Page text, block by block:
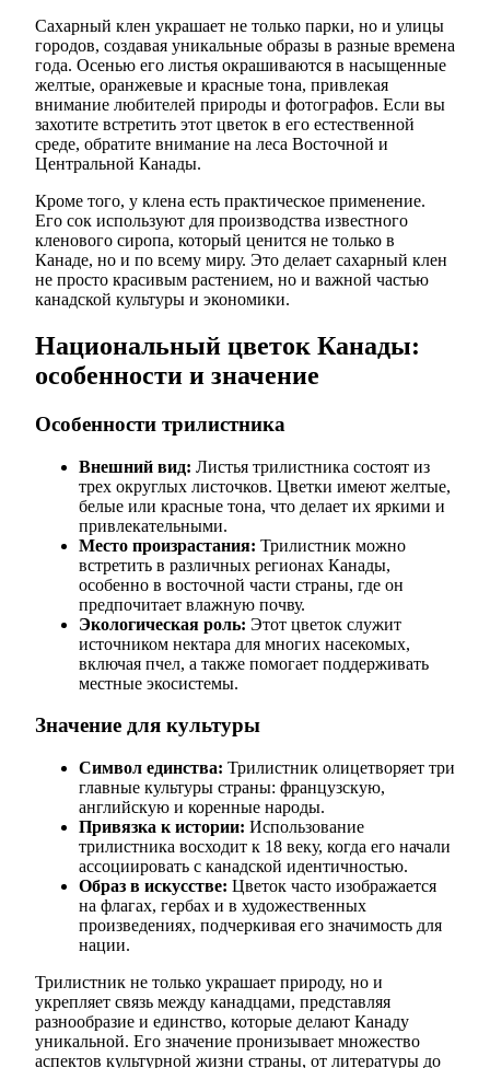
Сахарный клен украшает не только парки, но и улицы
городов, создавая уникальные образы в разные времена
года. Осенью его листья окрашиваются в насыщенные
желтые, оранжевые и красные тона, привлекая
внимание любителей природы и фотографов. Если вы
захотите встретить этот цветок в его естественной
среде, обратите внимание на леса Восточной и
Центральной Канады.
Кроме того, у клена есть практическое применение.
Его сок используют для производства известного
кленового сиропа, который ценится не только в
Канаде, но и по всему миру. Это делает сахарный клен
не просто красивым растением, но и важной частью
канадской культуры и экономики.
Национальный цветок Канады:
особенности и значение
Особенности трилистника
Внешний вид: Листья трилистника состоят из
трех округлых листочков. Цветки имеют желтые,
белые или красные тона, что делает их яркими и
привлекательными.
Место произрастания: Трилистник можно
встретить в различных регионах Канады,
особенно в восточной части страны, где он
предпочитает влажную почву.
Экологическая роль: Этот цветок служит
источником нектара для многих насекомых,
включая пчел, а также помогает поддерживать
местные экосистемы.
Значение для культуры
Символ единства: Трилистник олицетворяет три
главные культуры страны: французскую,
английскую и коренные народы.
Привязка к истории: Использование
трилистника восходит к 18 веку, когда его начали
ассоциировать с канадской идентичностью.
Образ в искусстве: Цветок часто изображается
на флагах, гербах и в художественных
произведениях, подчеркивая его значимость для
нации.
Трилистник не только украшает природу, но и
укрепляет связь между канадцами, представляя
разнообразие и единство, которые делают Канаду
уникальной. Его значение пронизывает множество
аспектов культурной жизни страны, от литературы до